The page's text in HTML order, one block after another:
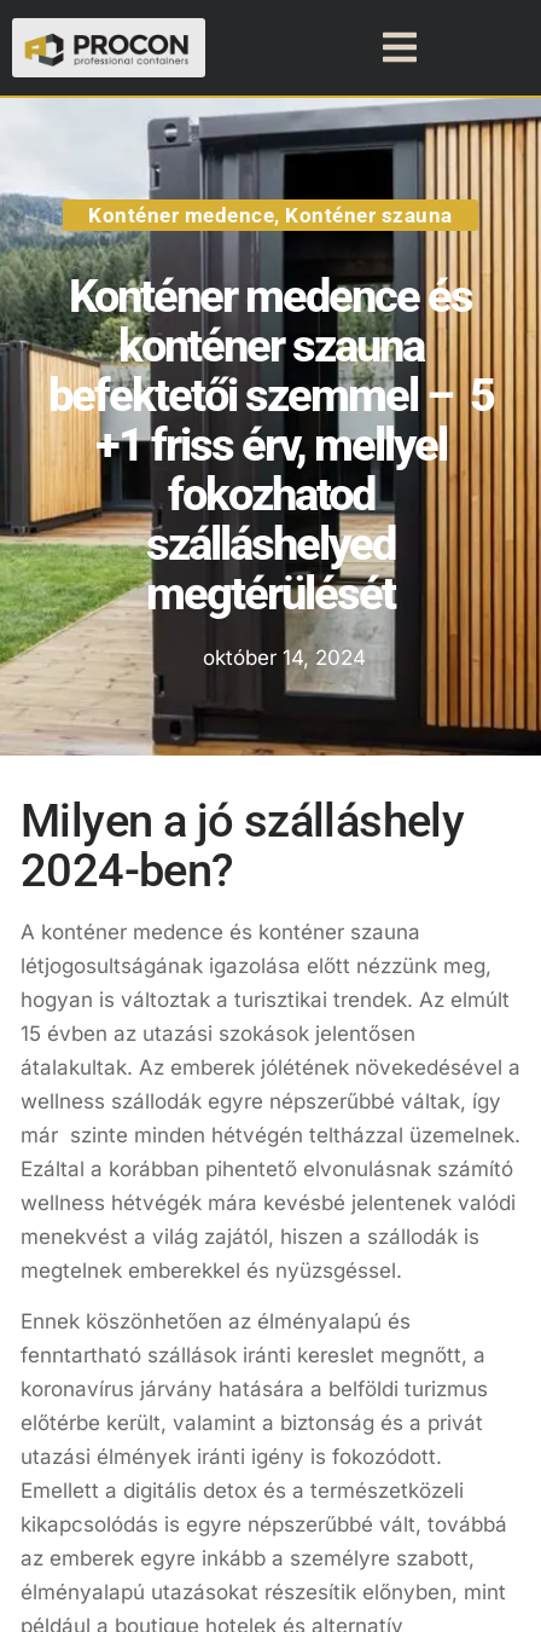
Konténer medence, Konténer szauna
Konténer medence és
konténer szauna
befektetői szemmel – 5
+1 friss érv, mellyel
fokozhatod
szálláshelyed
megtérülését
október 14, 2024
Milyen a jó szálláshely
2024-ben?
A konténer medence és konténer szauna
létjogosultságának igazolása előtt nézzünk meg,
hogyan is változtak a turisztikai trendek. Az elmúlt
15 évben az utazási szokások jelentősen
átalakultak. Az emberek jólétének növekedésével a
wellness szállodák egyre népszerűbbé váltak, így
már szinte minden hétvégén teltházzal üzemelnek.
Ezáltal a korábban pihentető elvonulásnak számító
wellness hétvégék mára kevésbé jelentenek valódi
menekvést a világ zajától, hiszen a szállodák is
megtelnek emberekkel és nyüzsgéssel.
Ennek köszönhetően az élményalapú és
fenntartható szállások iránti kereslet megnőtt, a
koronavírus járvány hatására a belföldi turizmus
előtérbe került, valamint a biztonság és a privát
utazási élmények iránti igény is fokozódott.
Emellett a digitális detox és a természetközeli
kikapcsolódás is egyre népszerűbbé vált, továbbá
az emberek egyre inkább a személyre szabott,
élményalapú utazásokat részesítik előnyben, mint
például a boutique hotelek és alternatív